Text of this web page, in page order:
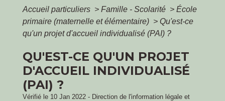
Accueil particuliers > Famille - Scolarité > École
primaire (maternelle et élémentaire) > Qu'est-ce
qu'un projet d'accueil individualisé (PAI) ?
QU'EST-CE QU'UN PROJET
D'ACCUEIL INDIVIDUALISÉ
(PAI) ?
Vérifié le 10 Jan 2022 - Direction de l'information légale et